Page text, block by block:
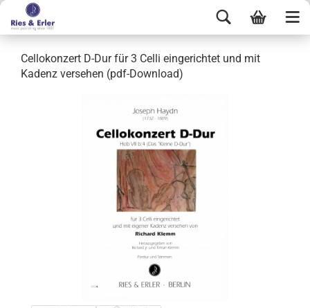
Cellokonzert D-Dur für 3 Celli eingerichtet und mit
Kadenz versehen (pdf-Download)